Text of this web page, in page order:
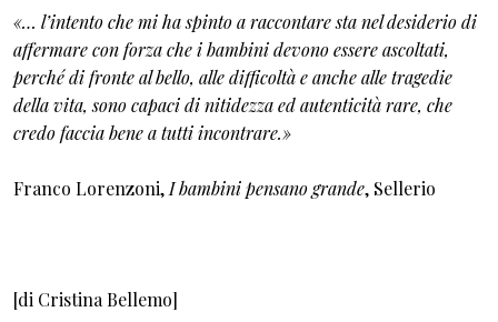
«… l’intento che mi ha spinto a raccontare sta nel desiderio di
affermare con forza che i bambini devono essere ascoltati,
perché di fronte al bello, alle difficoltà e anche alle tragedie
della vita, sono capaci di nitidezza ed autenticità rare, che
credo faccia bene a tutti incontrare.»
Franco Lorenzoni, I bambini pensano grande, Sellerio
[di Cristina Bellemo]